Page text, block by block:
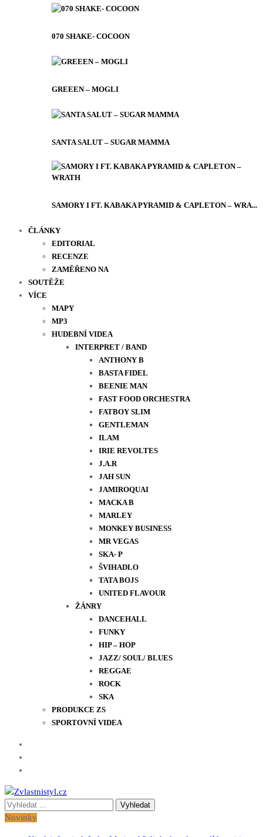
070 SHAKE- COCOON
GREEEN – MOGLI
SANTA SALUT – SUGAR MAMMA
SAMORY I FT. KABAKA PYRAMID & CAPLETON – WRA...
ČLÁNKY
EDITORIAL
RECENZE
ZAMĚŘENO NA
SOUTĚŽE
VÍCE
MAPY
MP3
HUDEBNÍ VIDEA
INTERPRET / BAND
ANTHONY B
BASTA FIDEL
BEENIE MAN
FAST FOOD ORCHESTRA
FATBOY SLIM
GENTLEMAN
ILAM
IRIE REVOLTES
J.A.R
JAH SUN
JAMIROQUAI
MACKA B
MARLEY
MONKEY BUSINESS
MR VEGAS
SKA- P
ŠVIHADLO
TATA BOJS
UNITED FLAVOUR
ŽÁNRY
DANCEHALL
FUNKY
HIP – HOP
JAZZ/ SOUL/ BLUES
REGGAE
ROCK
SKA
PRODUKCE ZS
SPORTOVNÍ VIDEA
Zvlastnistyl.cz
Pramen kultury, zábavy a životního stylu
Vyhledávání
pro:
Novinky